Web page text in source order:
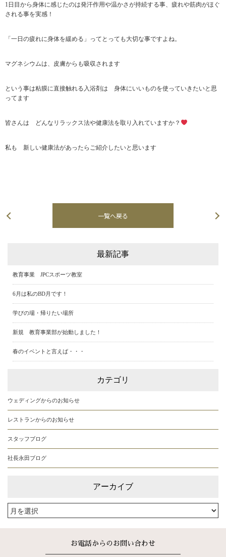
1日目から身体に感じたのは発汗作用や温かさが持続する事、疲れや筋肉がほぐ
される事を実感！
「一日の疲れに身体を緩める」ってとっても大切な事ですよね。
マグネシウムは、皮膚からも吸収されます
という事は粘膜に直接触れる入浴剤は 身体にいいものを使っていきたいと思
ってます
皆さんは どんなリラックス法や健康法を取り入れていますか？
私も 新しい健康法があったらご紹介したいと思います
一覧へ戻る
最新記事
教育事業 JPCスポーツ教室
6月は私のBD月です！
学びの場・帰りたい場所
新規 教育事業部が始動しました！
春のイベントと言えば・・・
カテゴリ
ウェディングからのお知らせ
レストランからのお知らせ
スタッフブログ
社長永田ブログ
アーカイブ
お電話からのお問い合わせ